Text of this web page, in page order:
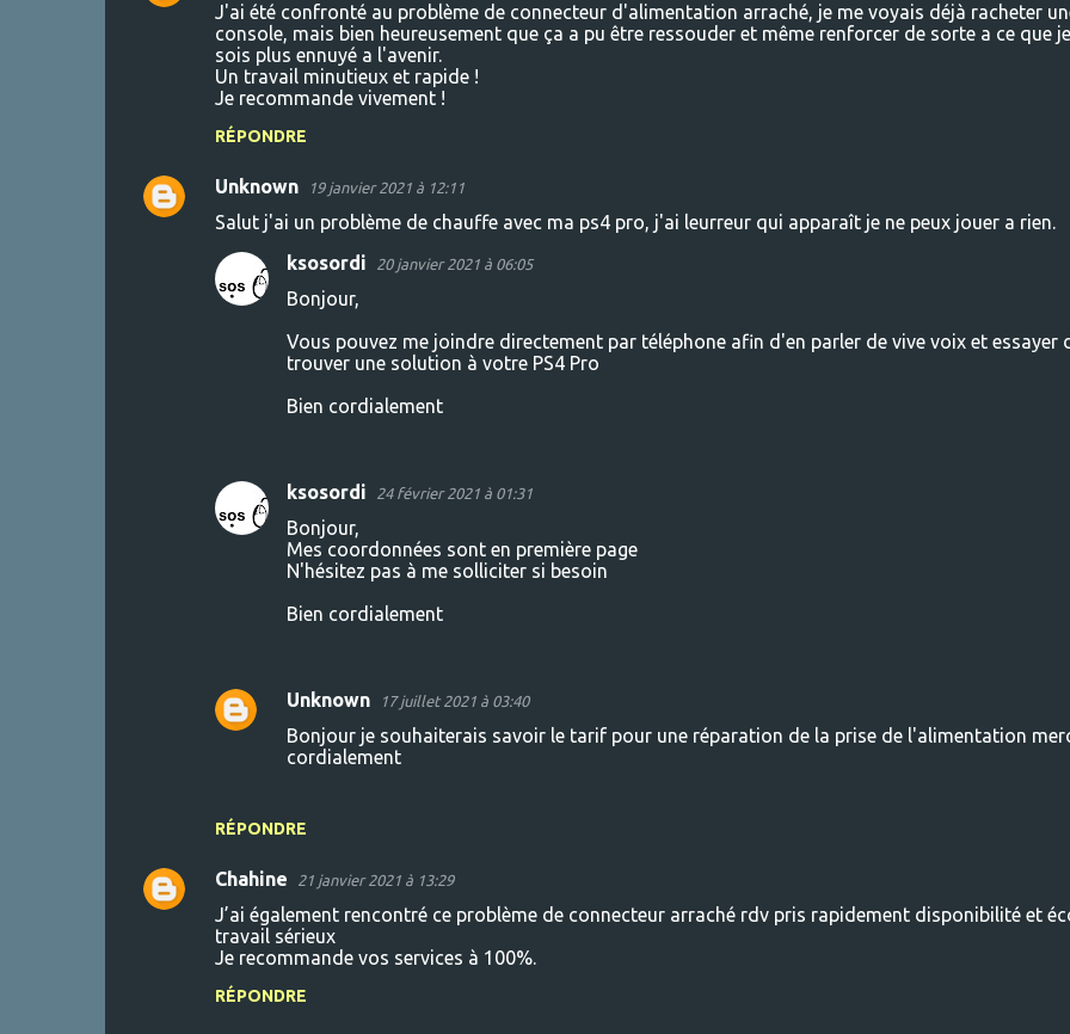
J'ai été confronté au problème de connecteur d'alimentation arraché, je me voyais déjà racheter
console, mais bien heureusement que ça a pu être ressouder et même renforcer de sorte a ce que je
sois plus ennuyé a l'avenir.
Un travail minutieux et rapide !
Je recommande vivement !
RÉPONDRE
Unknown 19 janvier 2021 à 12:11
Salut j'ai un problème de chauffe avec ma ps4 pro, j'ai leurreur qui apparaît je ne peux jouer a rien.
RÉPONDRE
ksosordi 20 janvier 2021 à 06:05
Bonjour,
Vous pouvez me joindre directement par téléphone afin d'en parler de vive voix et essayer
trouver une solution à votre PS4 Pro
Bien cordialement
ksosordi 24 février 2021 à 01:31
Bonjour,
Mes coordonnées sont en première page
N'hésitez pas à me solliciter si besoin
Bien cordialement
Unknown 17 juillet 2021 à 03:40
Bonjour je souhaiterais savoir le tarif pour une réparation de la prise de l'alimentation
cordialement
Chahine 21 janvier 2021 à 13:29
J’ai également rencontré ce problème de connecteur arraché rdv pris rapidement disponibilité et
travail sérieux
Je recommande vos services à 100%.
RÉPONDRE